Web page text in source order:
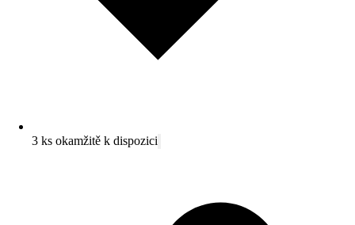
3 ks okamžitě k dispozici